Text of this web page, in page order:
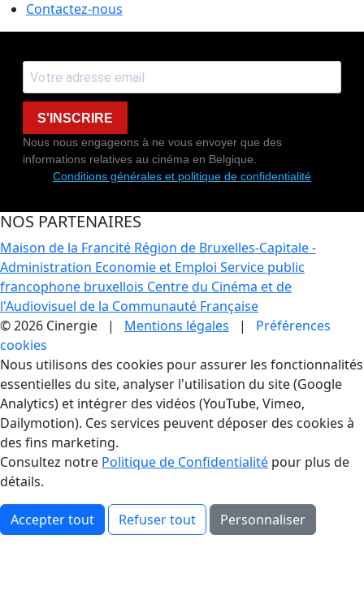
Contactez-nous
S'INSCRIRE
Nous nous engageons à ne vous envoyer que des
informations relatives au cinéma en Belgique.
Conditions générales et politique de confidentialité
NOS PARTENAIRES
Maison de la Francité Région de Bruxelles-Capitale -
Administration Economie et Emploi Service public
francophone bruxellois Centre du Cinéma et de
l'Audiovisuel de la Communauté Française
© 2026 Cinergie | Mentions légales | Préférences
cookies
Gestion des Cookies
Nous utilisons des cookies pour assurer les fonctionnalités
essentielles du site, analyser l'utilisation du site (Google
Analytics) et intégrer des vidéos (YouTube, Vimeo,
Dailymotion). Ces services peuvent déposer des cookies à
des fins marketing.
Consultez notre Politique de Confidentialité pour plus de
détails.
Accepter tout Refuser tout Personnaliser